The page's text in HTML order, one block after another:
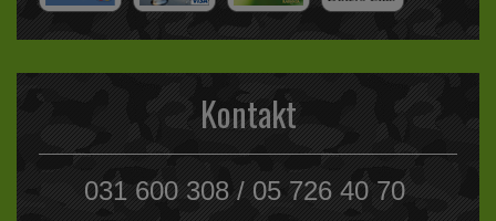
Kontakt
031 600 308 / 05 726 40 70